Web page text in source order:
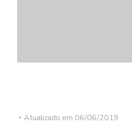
◔ Atualizado em 06/06/2019